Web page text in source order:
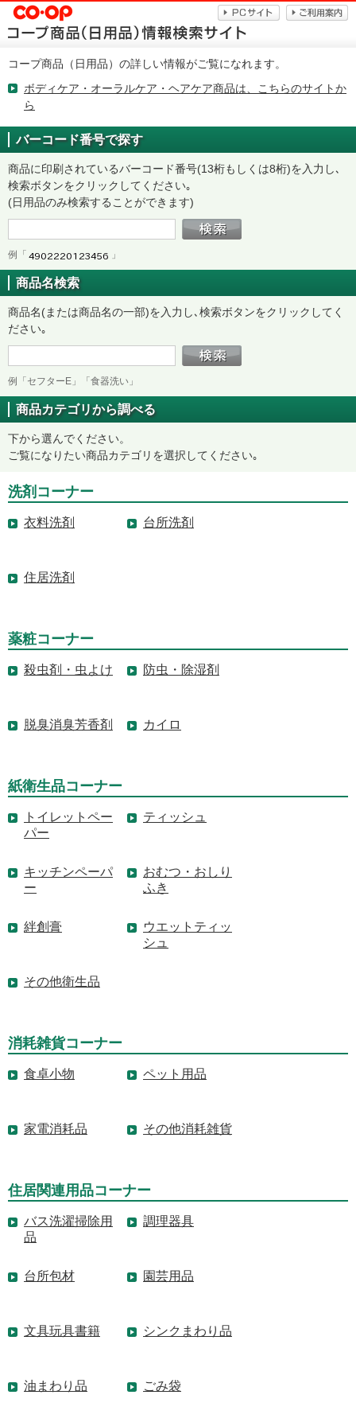
コープ商品（日用品）の詳しい情報がご覧になれます。
ボディケア・オーラルケア・ヘアケア商品は、こちらのサイトか
ら
バーコード番号で探す
商品に印刷されているバーコード番号(13桁もしくは8桁)を入力し､
検索ボタンをクリックしてください｡
(日用品のみ検索することができます)
例「 」
商品名検索
商品名(または商品名の一部)を入力し､検索ボタンをクリックしてく
ださい｡
例「セフターE」「食器洗い」
商品カテゴリから調べる
下から選んでください。
ご覧になりたい商品カテゴリを選択してください｡
洗剤コーナー
衣料洗剤 台所洗剤
住居洗剤
薬粧コーナー
殺虫剤・虫よけ 防虫・除湿剤
脱臭消臭芳香剤 カイロ
紙衛生品コーナー
トイレットペー
パー
ティッシュ
キッチンペーパ
ー
おむつ・おしり
ふき
絆創膏
ウエットティッ
シュ
その他衛生品
消耗雑貨コーナー
食卓小物 ペット用品
家電消耗品 その他消耗雑貨
住居関連用品コーナー
バス洗濯掃除用
品
調理器具
台所包材 園芸用品
文具玩具書籍 シンクまわり品
油まわり品 ごみ袋